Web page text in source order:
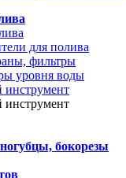
для полива
фильтры
уровня воды
инструмент
инструмент
бокорезы